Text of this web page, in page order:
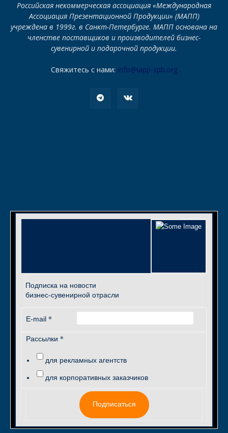
Российская некоммерческая ассоциация «Международная
Ассоциация Презентационной Продукции» (МАПП)
учреждена в 1999г. в Санкт-Петербурге. МАПП основана на
членстве поставщиков и производителей бизнес-
сувенирной и подарочной продукции.
Свяжитесь с нами: info@iapp-spb.org
Подписка на новости
бизнес-сувенирной отрасли
E-mail *
Рассылки *
для рекламных агентств
для корпоративных заказчиков
Подписаться